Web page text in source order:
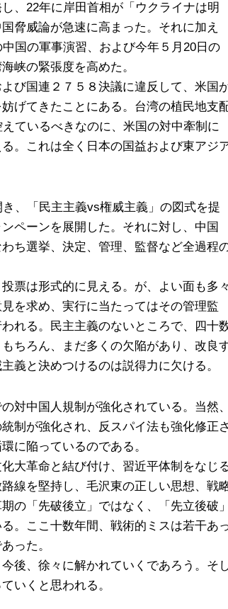
、22年に岸田首相が「ウクライナは明
脅威論が急速に高まった。それに加え
国の軍事演習、および今年５月20日の
峡の緊張度を高めた。
び国連２７５８決議に違反して、米国
げてきたことにある。台湾の植民地支
ているべきなのに、米国の対中牽制に
。これは全く日本の国益および東アジ
、「民主主義vs権威主義」の図式を提
ペーンを展開した。それに対し、中国
ち選挙、決定、管理、監督など全過程
票は形式的に見える。が、よい面も多々
を求め、実行に当たってはその管理監
れる。民主主義のないところで、四十
ちろん、まだ多くの欠陥があり、改良
義と決めつけるのは説得力に欠ける。
対中国人規制が強化されている。当然、
制が強化され、反スパイ法も強化修正さ
に陥っているのである。
大革命と結び付け、習近平体制をなじ
線を堅持し、毛沢東の正しい思想、戦
の「先破後立」ではなく、「先立後破」
。ここ十数年間、戦術的ミスは若干あ
った。
後、徐々に解かれていくであろう。そ
いくと思われる。